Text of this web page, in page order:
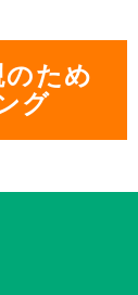
ため
グ